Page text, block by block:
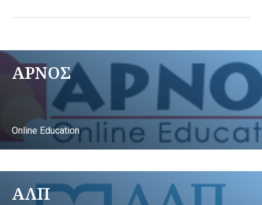
ΑΡΝΟΣ
Online Education
ΑΛΠ